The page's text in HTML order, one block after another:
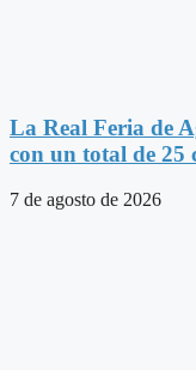
La Real Feria de
con un total de 25
7 de agosto de 2026